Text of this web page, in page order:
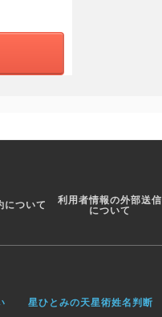
について 利用者情報の外部送信
について
星ひとみの天星術姓名判断